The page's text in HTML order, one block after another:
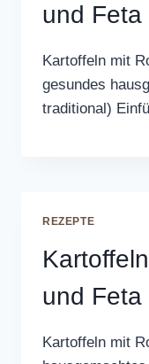
und Feta
Kartoffeln mit
gesundes
traditional)
REZEPTE
und Feta
Kartoffeln mit